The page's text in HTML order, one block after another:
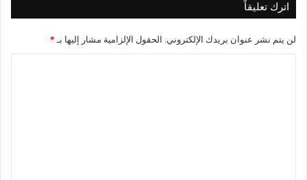
اترك تعليقاً
لن يتم نشر عنوان بريدك الإلكتروني. الحقول الإلزامية مشار إليها بـ *